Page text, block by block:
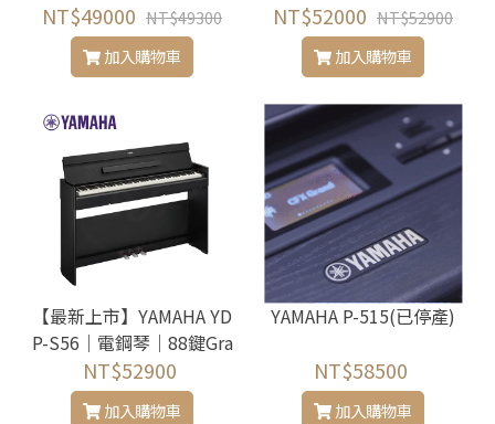
NT$49000 NT$49300
加入購物車
NT$52000 NT$52900
加入購物車
【最新上市】YAMAHA YD
P-S56｜電鋼琴｜88鍵Gra
ndTouch-E窄身電鋼琴
NT$52900
加入購物車
YAMAHA P-515(已停產)
NT$58500
加入購物車